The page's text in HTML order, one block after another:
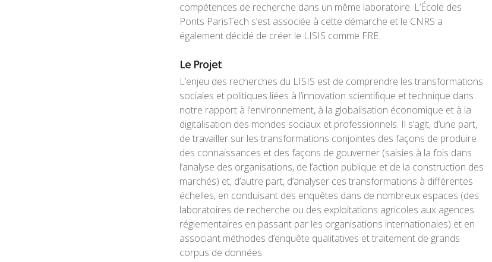
compétences de recherche dans un même laboratoire. L’École des
Ponts ParisTech s’est associée à cette démarche et le CNRS a
également décidé de créer le LISIS comme FRE.
Le Projet
L’enjeu des recherches du LISIS est de comprendre les transformations
sociales et politiques liées à l’innovation scientifique et technique dans
notre rapport à l’environnement, à la globalisation économique et à la
digitalisation des mondes sociaux et professionnels. Il s’agit, d’une part,
de travailler sur les transformations conjointes des façons de produire
des connaissances et des façons de gouverner (saisies à la fois dans
l’analyse des organisations, de l’action publique et de la construction des
marchés) et, d’autre part, d’analyser ces transformations à différentes
échelles, en conduisant des enquêtes dans de nombreux espaces (des
laboratoires de recherche ou des exploitations agricoles aux agences
réglementaires en passant par les organisations internationales) et en
associant méthodes d’enquête qualitatives et traitement de grands
corpus de données.